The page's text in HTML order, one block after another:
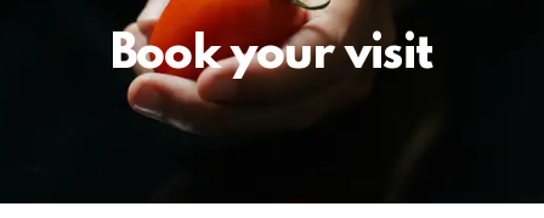
Book your visit